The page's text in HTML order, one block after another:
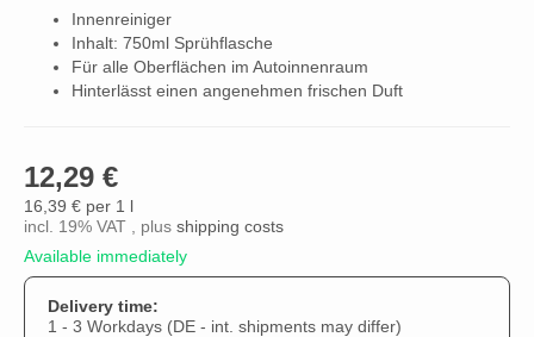
Innenreiniger
Inhalt: 750ml Sprühflasche
Für alle Oberflächen im Autoinnenraum
Hinterlässt einen angenehmen frischen Duft
12,29 €
16,39 € per 1 l
incl. 19% VAT , plus shipping costs
Available immediately
Delivery time:
1 - 3 Workdays (DE - int. shipments may differ)